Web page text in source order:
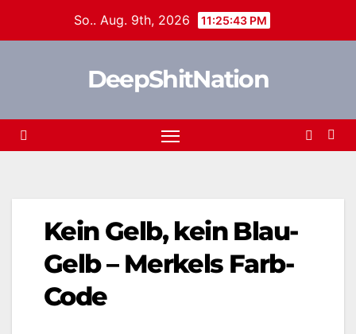
So.. Aug. 9th, 2026 11:25:43 PM
DeepShitNation
Kein Gelb, kein Blau-
Gelb – Merkels Farb-
Code